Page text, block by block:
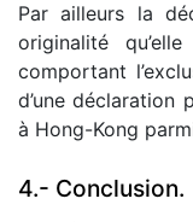
Par ailleurs la
originalité
comportant
d’une déclaration
à Hong-Kong
4.- Conclusion.